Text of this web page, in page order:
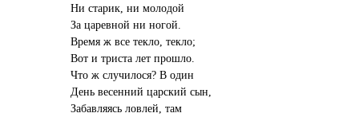
Ни старик, ни молодой
За царевной ни ногой.
Время ж все текло, текло;
Вот и триста лет прошло.
Что ж случилося? В один
День весенний царский сын,
Забавляясь ловлей, там